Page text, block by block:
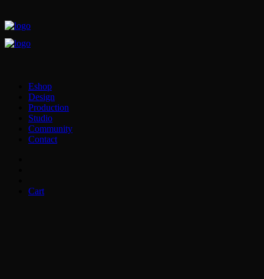
Eshop
Design
Production
Studio
Community
Contact
Cart